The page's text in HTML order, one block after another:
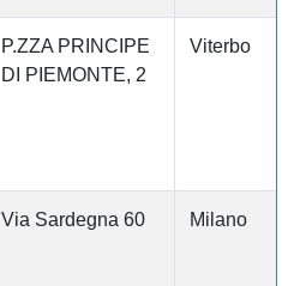
P.ZZA PRINCIPE
DI PIEMONTE, 2
Viterbo
Via Sardegna 60 Milano